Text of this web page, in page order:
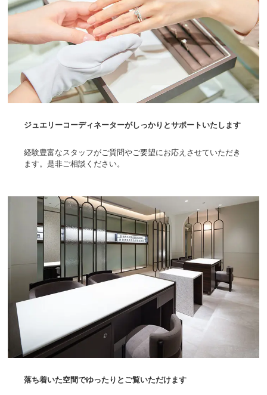
ジュエリーコーディネーターがしっかりとサポートいたします
経験豊富なスタッフがご質問やご要望にお応えさせていただき
ます。是非ご相談ください。
落ち着いた空間でゆったりとご覧いただけます